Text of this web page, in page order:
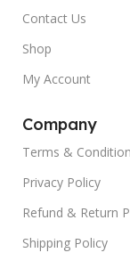
Contact Us
Shop
My Account
Company
Terms &
Privacy Policy
Refund & Return
Shipping Policy